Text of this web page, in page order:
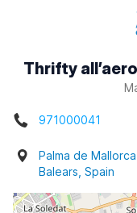
Thrifty
971000041
Palma de
Balears, Spain